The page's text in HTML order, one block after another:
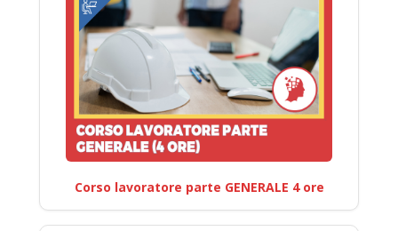
Corso lavoratore parte GENERALE 4 ore